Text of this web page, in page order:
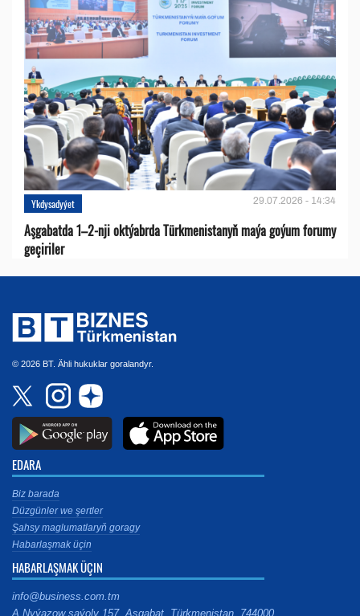
Ykdysadyýet 29.07.2026 - 14:34
Aşgabatda 1–2-nji oktýabrda Türkmenistanyň maýa goýum forumy
geçiriler
© 2026 BT. Ähli hukuklar goralandyr.
EDARA
Biz barada
Düzgünler we şertler
Şahsy maglumatlaryň goragy
Habarlaşmak üçin
HABARLAŞMAK ÜÇIN
info@business.com.tm
A.Nyýazow şaýoly 157, Aşgabat, Türkmenistan, 744000